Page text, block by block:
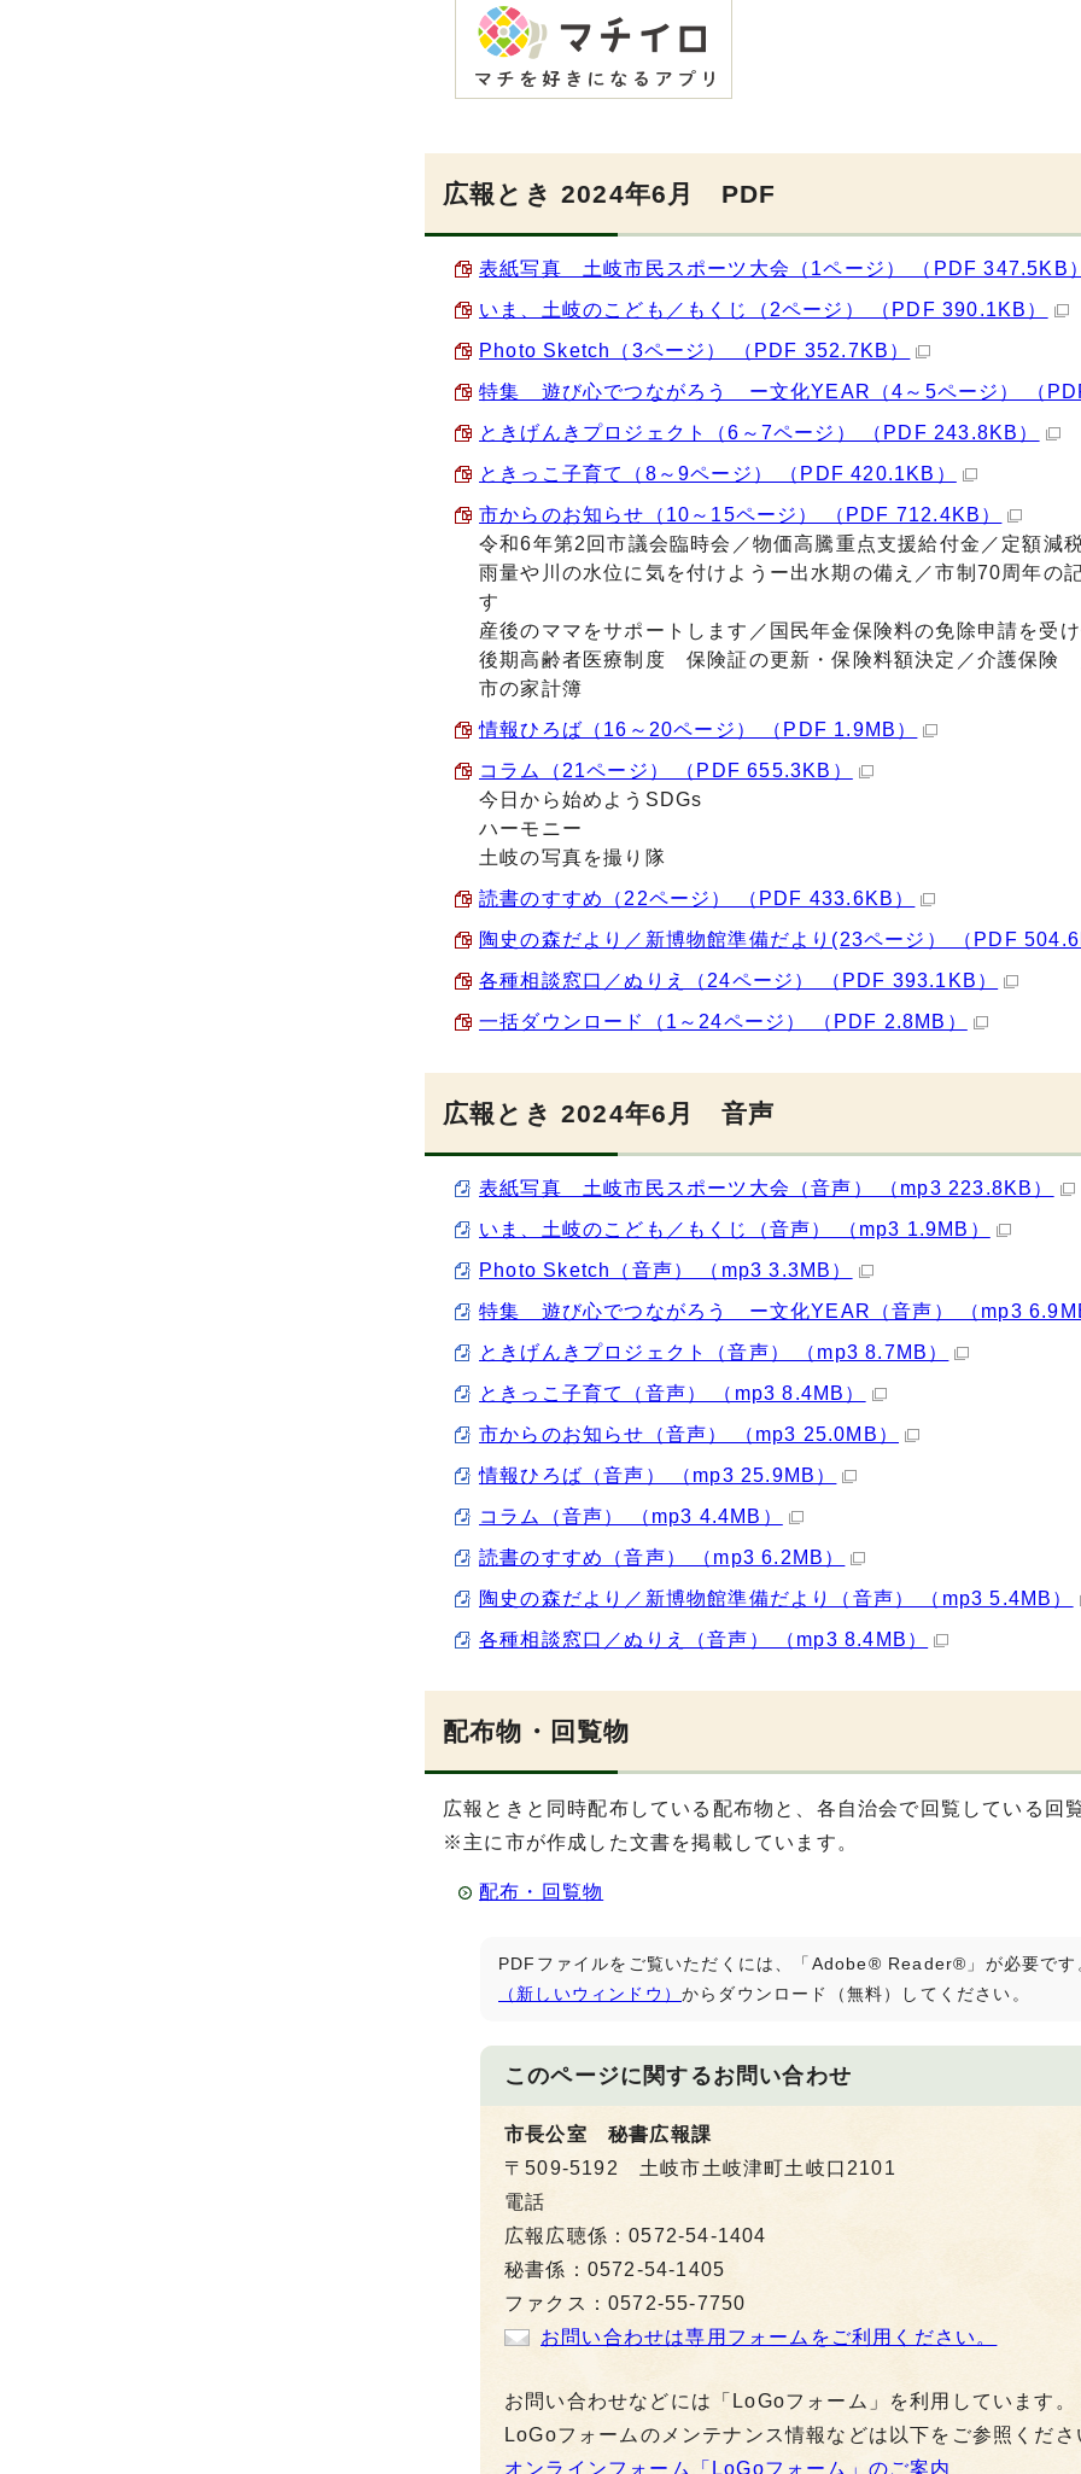
広報とき 2024年6月 PDF
表紙写真 土岐市民スポーツ大会（1ページ） （PDF 347.5KB）
いま、土岐のこども／もくじ（2ページ） （PDF 390.1KB）
Photo Sketch（3ページ） （PDF 352.7KB）
特集 遊び心でつながろう ー文化YEAR（4～5ページ） （
ときげんきプロジェクト（6～7ページ） （PDF 243.8KB）
ときっこ子育て（8～9ページ） （PDF 420.1KB）
市からのお知らせ（10～15ページ） （PDF 712.4KB）
令和6年第2回市議会臨時会／物価高騰重点支援給付金／定額減
雨量や川の水位に気を付けようー出水期の備え／市制70周年の
す
産後のママをサポートします／国民年金保険料の免除申請を受
後期高齢者医療制度 保険証の更新・保険料額決定／介護保険
市の家計簿
情報ひろば（16～20ページ） （PDF 1.9MB）
コラム（21ページ） （PDF 655.3KB）
今日から始めようSDGs
ハーモニー
土岐の写真を撮り隊
読書のすすめ（22ページ） （PDF 433.6KB）
陶史の森だより／新博物館準備だより(23ページ） （PDF
各種相談窓口／ぬりえ（24ページ） （PDF 393.1KB）
一括ダウンロード（1～24ページ） （PDF 2.8MB）
広報とき 2024年6月 音声
表紙写真 土岐市民スポーツ大会（音声） （mp3 223.8KB）
いま、土岐のこども／もくじ（音声） （mp3 1.9MB）
Photo Sketch（音声） （mp3 3.3MB）
特集 遊び心でつながろう ー文化YEAR（音声） （mp3
ときげんきプロジェクト（音声） （mp3 8.7MB）
ときっこ子育て（音声） （mp3 8.4MB）
市からのお知らせ（音声） （mp3 25.0MB）
情報ひろば（音声） （mp3 25.9MB）
コラム（音声） （mp3 4.4MB）
読書のすすめ（音声） （mp3 6.2MB）
陶史の森だより／新博物館準備だより（音声） （mp3 5.4MB）
各種相談窓口／ぬりえ（音声） （mp3 8.4MB）
配布物・回覧物
広報ときと同時配布している配布物と、各自治会で回覧している回
※主に市が作成した文書を掲載しています。
配布・回覧物
PDFファイルをご覧いただくには、「Adobe® Reader®」が必要です
（新しいウィンドウ） からダウンロード（無料）してください。
このページに関するお問い合わせ
市長公室 秘書広報課
〒509-5192 土岐市土岐津町土岐口2101
電話
広報広聴係：0572-54-1404
秘書係：0572-54-1405
ファクス：0572-55-7750
お問い合わせは専用フォームをご利用ください。
お問い合わせなどには「LoGoフォーム」を利用しています。
LoGoフォームのメンテナンス情報などは以下をご参照くださ
オンラインフォーム「LoGoフォーム」のご案内